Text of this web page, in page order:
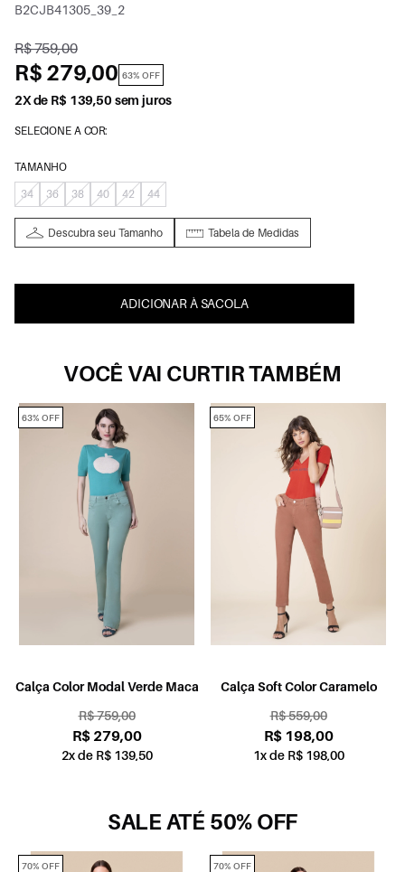
B2CJB41305_39_2
R$ 759,00
R$ 279,00 63% OFF
2X de R$ 139,50 sem juros
SELECIONE A COR:
TAMANHO
34
36 38 40 42 44
Descubra seu Tamanho Tabela de Medidas
ADICIONAR À SACOLA
VOCÊ VAI CURTIR TAMBÉM
Calça Color Modal Verde Maca
R$ 759,00
R$ 279,00
2x de R$ 139,50
63% OFF
Calça Soft Color Caramelo
R$ 559,00
R$ 198,00
1x de R$ 198,00
65% OFF
SALE ATÉ 50% OFF
70% OFF 70% OFF